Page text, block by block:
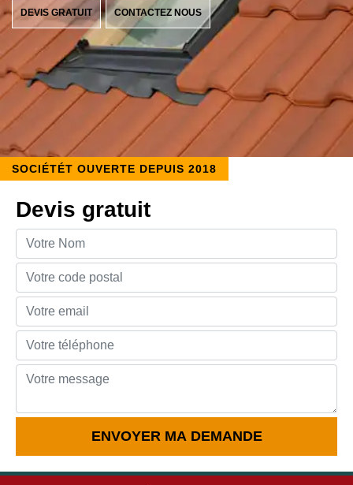
DEVIS GRATUIT CONTACTEZ NOUS
SOCIÉTÉT OUVERTE DEPUIS 2018
Devis gratuit